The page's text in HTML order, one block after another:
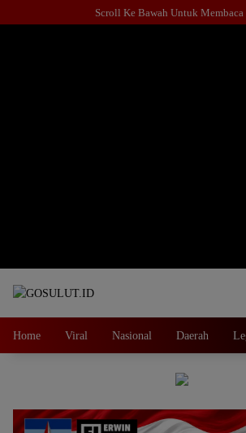
ke
Scroll Ke Bawah Untuk Membaca
Home Viral Nasional Daerah